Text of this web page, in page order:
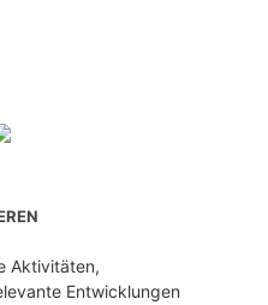
Aktivitäten,
Entwicklungen